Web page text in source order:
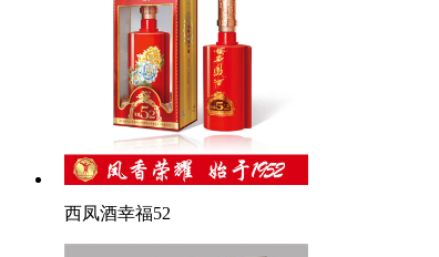
西凤酒幸福52